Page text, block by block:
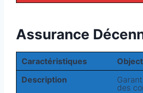
Assurance
Caractéristiques
Description
des